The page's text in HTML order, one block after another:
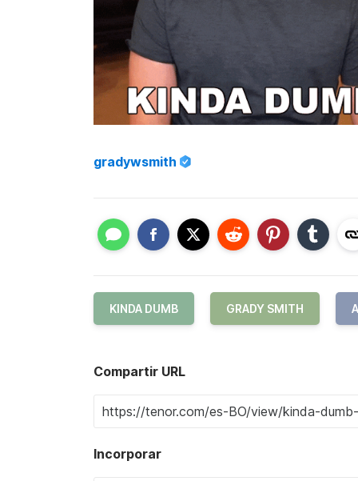
gradywsmith
KINDA DUMB GRADY SMITH
Compartir URL
Incorporar